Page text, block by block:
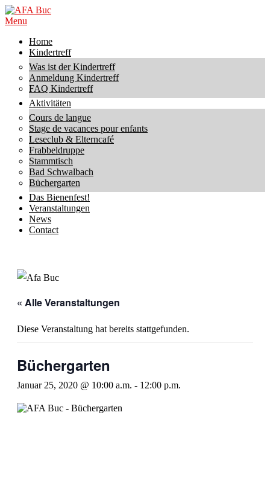
Skip
to
AFA
Primary
Menu
Menu
Home
Kindertreff
Was ist der Kindertreff
Anmeldung Kindertreff
FAQ Kindertreff
Aktivitäten
Cours de langue
Stage de vacances pour enfants
Leseclub & Elterncafé
Frabbeldruppe
Stammtisch
Bad Schwalbach
Büchergarten
Das Bienenfest!
Veranstaltungen
News
Contact
« Alle Veranstaltungen
Diese Veranstaltung hat bereits stattgefunden.
Büchergarten
Januar 25, 2020 @ 10:00 a.m. - 12:00 p.m.